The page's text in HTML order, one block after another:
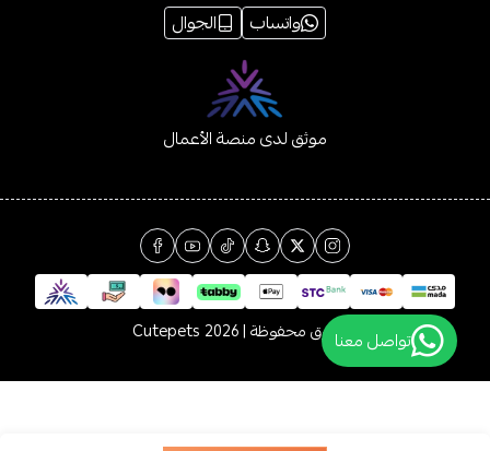
واتساب
الجوال
موثق لدى منصة الأعمال
الحقوق محفوظة | 2026 Cutepets تواصل معنا